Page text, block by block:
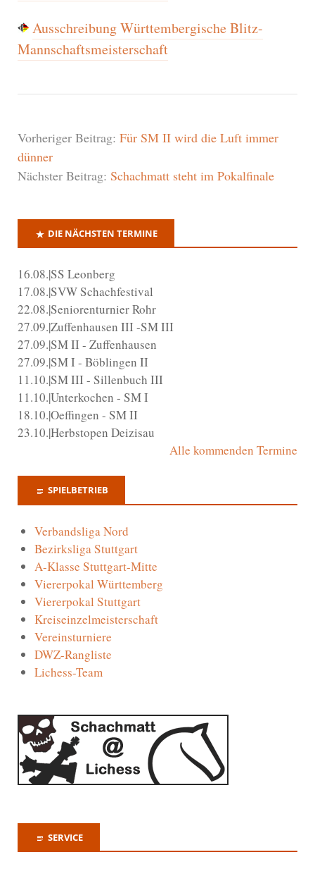
Ausschreibung Württembergische Blitz-
Mannschaftsmeisterschaft
Vorheriger Beitrag: Für SM II wird die Luft immer
dünner
Nächster Beitrag: Schachmatt steht im Pokalfinale
DIE NÄCHSTEN TERMINE
16.08.|SS Leonberg
17.08.|SVW Schachfestival
22.08.|Seniorenturnier Rohr
27.09.|Zuffenhausen III -SM III
27.09.|SM II - Zuffenhausen
27.09.|SM I - Böblingen II
11.10.|SM III - Sillenbuch III
11.10.|Unterkochen - SM I
18.10.|Oeffingen - SM II
23.10.|Herbstopen Deizisau
Alle kommenden Termine
SPIELBETRIEB
Verbandsliga Nord
Bezirksliga Stuttgart
A-Klasse Stuttgart-Mitte
Viererpokal Württemberg
Viererpokal Stuttgart
Kreiseinzelmeisterschaft
Vereinsturniere
DWZ-Rangliste
Lichess-Team
SERVICE